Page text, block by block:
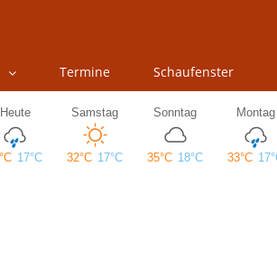
Termine Schaufenster